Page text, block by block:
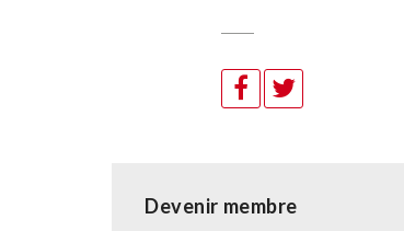
Devenir membre